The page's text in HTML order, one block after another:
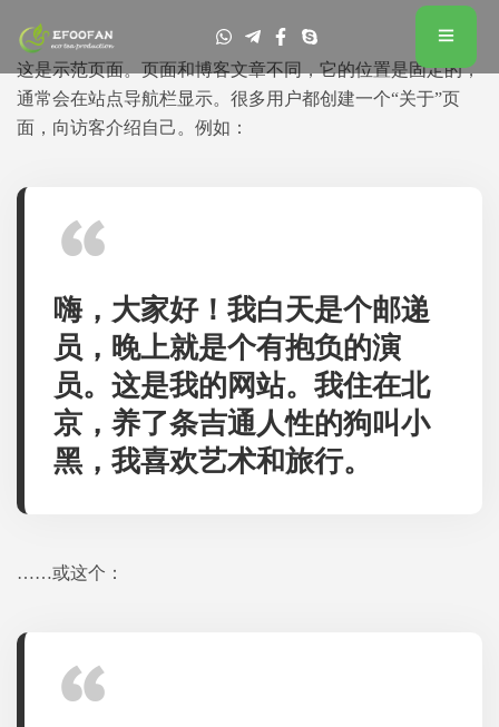
这是示范页面。页面和博客文章不同，它的位置是固定的，
通常会在站点导航栏显示。很多用户都创建一个“关于”页
面，向访客介绍自己。例如：
嗨，大家好！我白天是个邮递
员，晚上就是个有抱负的演
员。这是我的网站。我住在北
京，养了条吉通人性的狗叫小
黑，我喜欢艺术和旅行。
……或这个：